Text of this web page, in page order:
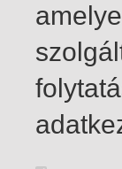
1-1 / összesen 1